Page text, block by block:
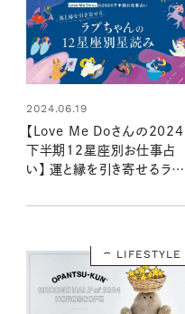
2024.06.19
【Love Me Doさんの2024
下半期12星座別お仕事占
い】 運と縁を引き寄せるラブ
LIFESTYLE